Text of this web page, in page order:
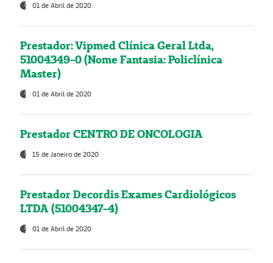
01 de Abril de 2020
Prestador: Vipmed Clínica Geral Ltda,
51004349-0 (Nome Fantasia: Policlínica
Master)
01 de Abril de 2020
Prestador CENTRO DE ONCOLOGIA
15 de Janeiro de 2020
Prestador Decordis Exames Cardiológicos
LTDA (51004347-4)
01 de Abril de 2020